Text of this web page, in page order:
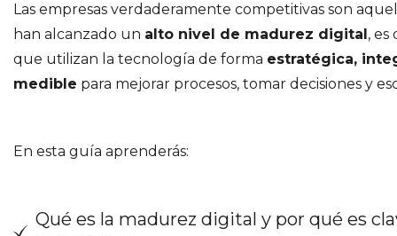
Las empresas verdaderamente competitivas son
han alcanzado un alto nivel de madurez digital , es
que utilizan la tecnología de forma estratégica,
medible para mejorar procesos, tomar decisiones y
En esta guía aprenderás:
Qué es la madurez digital y por qué es